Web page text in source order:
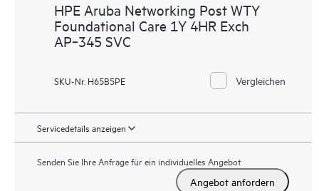
HPE Aruba Networking Post WTY
Foundational Care 1Y 4HR Exch
AP‑345 SVC
SKU-Nr. H65B5PE Vergleichen
Servicedetails anzeigen
Senden Sie Ihre Anfrage für ein individuelles Angebot
Angebot anfordern